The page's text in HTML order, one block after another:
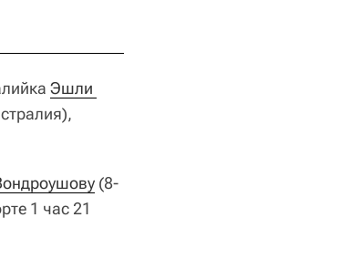
Эшли
(8-
1 час 21